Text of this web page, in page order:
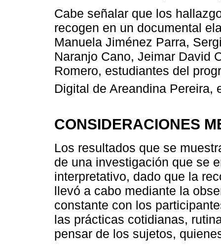
Cabe señalar que los
recogen en un documental
Manuela Jiménez Parra,
Naranjo Cano, Jeimar David
Romero, estudiantes del
Digital de Areandina Pereira,
CONSIDERACIONES
Los resultados que se
de una investigación que se
interpretativo, dado que la
llevó a cabo mediante la
constante con los
las prácticas cotidianas,
pensar de los sujetos,